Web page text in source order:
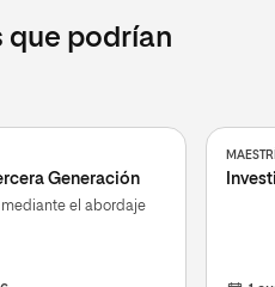
que podrían
Generación
el abordaje